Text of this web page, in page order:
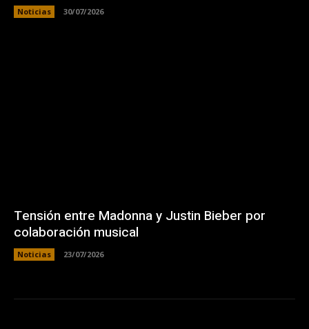
Noticias 30/07/2026
Tensión entre Madonna y Justin Bieber por
colaboración musical
Noticias 23/07/2026